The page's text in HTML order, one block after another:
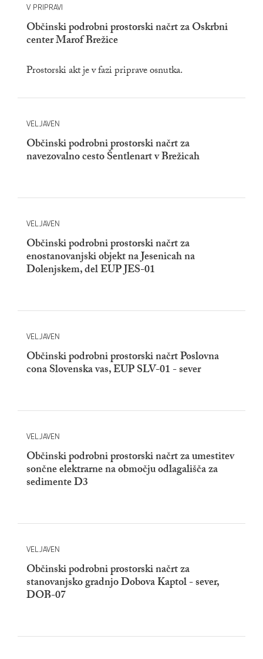
V PRIPRAVI
Občinski podrobni prostorski načrt za Oskrbni
center Marof Brežice
Prostorski akt je v fazi priprave osnutka.
VELJAVEN
Občinski podrobni prostorski načrt za
navezovalno cesto Šentlenart v Brežicah
VELJAVEN
Občinski podrobni prostorski načrt za
enostanovanjski objekt na Jesenicah na
Dolenjskem, del EUP JES-01
VELJAVEN
Občinski podrobni prostorski načrt Poslovna
cona Slovenska vas, EUP SLV-01 - sever
VELJAVEN
Občinski podrobni prostorski načrt za umestitev
sončne elektrarne na območju odlagališča za
sedimente D3
VELJAVEN
Občinski podrobni prostorski načrt za
stanovanjsko gradnjo Dobova Kaptol - sever,
DOB-07